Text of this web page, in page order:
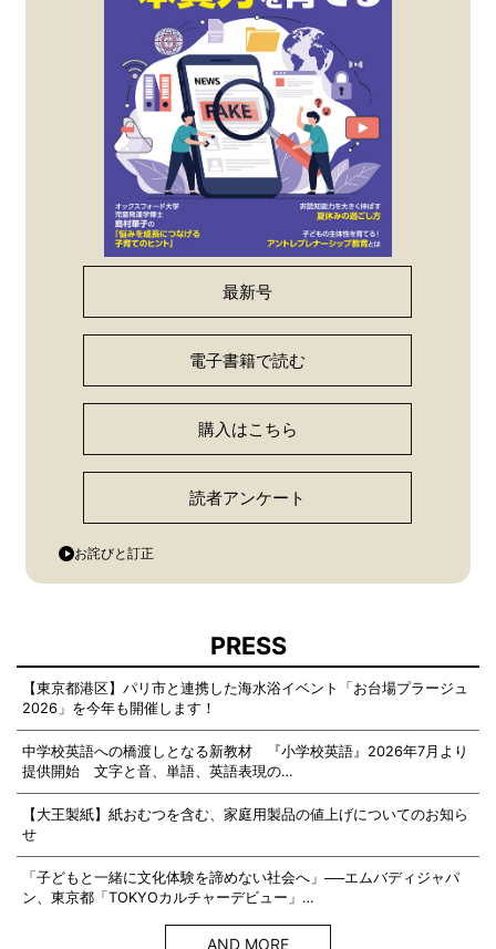
最新号
電子書籍で読む
購入はこちら
読者アンケート
お詫びと訂正
PRESS
【東京都港区】パリ市と連携した海水浴イベント「お台場プラージュ
2026」を今年も開催します！
中学校英語への橋渡しとなる新教材 『小学校英語』2026年7月より
提供開始 文字と音、単語、英語表現の…
【大王製紙】紙おむつを含む、家庭用製品の値上げについてのお知ら
せ
「子どもと一緒に文化体験を諦めない社会へ」──エムバディジャパ
ン、東京都「TOKYOカルチャーデビュー」…
AND MORE